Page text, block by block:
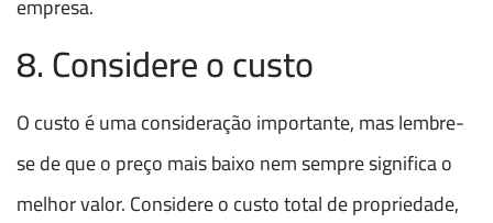
8. Considere o custo
O custo é uma consideração importante, mas lembre-
se de que o preço mais baixo nem sempre significa o
melhor valor. Considere o custo total de propriedade,